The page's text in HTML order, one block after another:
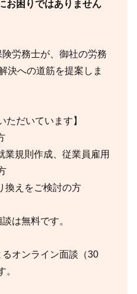
お困りではありません
労務士が、御社の労務
決への道筋を提案しま
ただいています】
規則作成、従業員雇用
えをご検討の方
は無料です。
オンライン面談（30
。